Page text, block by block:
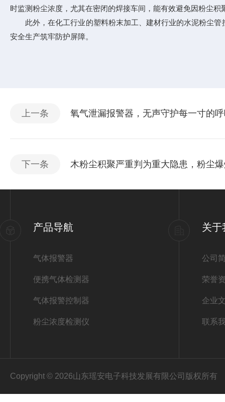
时监测粉尘浓度，尤其在密闭的焊接车间，能有效避免因粉尘
此外，在化工行业的塑料粉末加工、建材行业的水泥粉尘管
安全生产筑牢防护屏障。​
上一条 氧气泄漏报警器，无声守护每一寸的
下一条 木粉尘积聚严重判为重大隐患，粉尘
产品导航
气体报警器
便携气体检测器
气体报警控制器
粉尘浓度检测仪
关于
公司
荣誉
企业
联系
Copyright © 2026山东瑶安电子科技发展有限公司版权所有